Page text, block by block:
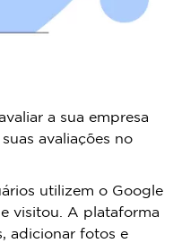
a sua empresa
avaliações no
utilizem o Google
visitou. A plataforma
adicionar fotos e